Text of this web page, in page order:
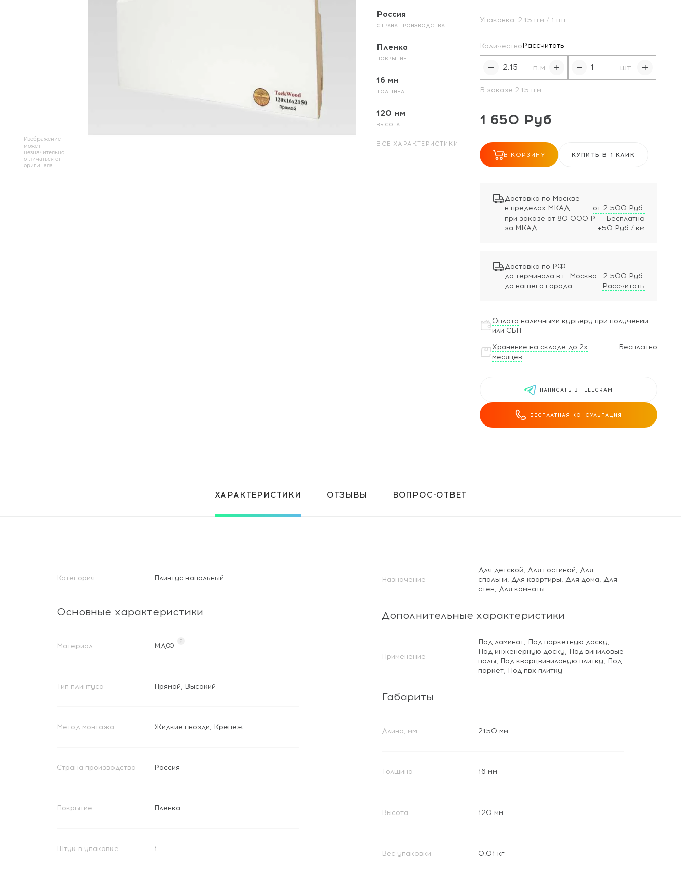
Новинки
Изображение
может
незначительно
отличаться от
оригинала
Россия
СТРАНА ПРОИЗВОДСТВА
Пленка
ПОКРЫТИЕ
16 мм
ТОЛЩИНА
120 мм
ВЫСОТА
ВСЕ ХАРАКТЕРИСТИКИ
Упаковка: 2.15 п.м / 1 шт.
КоличествоРассчитать
п.м шт.
В заказе 2.15 п.м
1 650 Руб
В КОРЗИНУ КУПИТЬ В 1 КЛИК
Доставка по Москве
в пределах МКАД
от 2 500 Руб.
при заказе от 80 000 Р
Бесплатно
за МКАД
+50 Руб / км
Доставка по РФ
до терминала в г. Москва
2 500 Руб.
до вашего города
Рассчитать
Оплата наличными курьеру при получении
или СБП
Хранение на складе до 2х
месяцев
Бесплатно
НАПИСАТЬ В TELEGRAM
БЕСПЛАТНАЯ КОНСУЛЬТАЦИЯ
ХАРАКТЕРИСТИКИ ОТЗЫВЫ ВОПРОС-ОТВЕТ
Категория Плинтус напольный
Основные характеристики
Материал МДФ
?
Тип плинтуса Прямой, Высокий
Метод монтажа Жидкие гвозди, Крепеж
Страна производства Россия
Покрытие Пленка
Штук в упаковке 1
Назначение
Для детской, Для гостиной, Для
спальни, Для квартиры, Для дома, Для
стен, Для комнаты
Дополнительные характеристики
Применение
Под ламинат, Под паркетную доску,
Под инженерную доску, Под виниловые
полы, Под кварцвиниловую плитку, Под
паркет, Под пвх плитку
Габариты
Длина, мм 2150 мм
Толщина 16 мм
Высота 120 мм
Вес упаковки 0.01 кг